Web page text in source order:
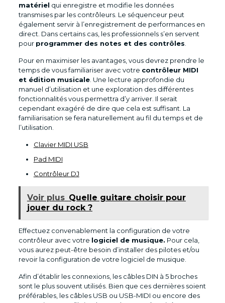
matériel qui enregistre et modifie les données
transmises par les contrôleurs. Le séquenceur peut
également servir à l’enregistrement de performances en
direct. Dans certains cas, les professionnels s’en servent
pour programmer des notes et des contrôles
Pour en maximiser les avantages, vous devrez prendre le
temps de vous familiariser avec votre contrôleur MIDI
et édition musicale. Une lecture approfondie du
manuel d’utilisation et une exploration des différentes
fonctionnalités vous permettra d’y arriver. Il serait
cependant exagéré de dire que cela est suffisant. La
familiarisation se fera naturellement au fil du temps et de
l’utilisation.
Clavier MIDI USB
Pad MIDI
Contrôleur DJ
Voir plus Quelle guitare choisir pour
jouer du rock ?
Effectuez convenablement la configuration de votre
contrôleur avec votre logiciel de musique. Pour cela,
vous aurez peut-être besoin d’installer des pilotes et/ou
revoir la configuration de votre logiciel de musique.
Afin d’établir les connexions, les câbles DIN à 5 broches
sont le plus souvent utilisés. Bien que ces dernières soient
préférables, les câbles USB ou USB-MIDI ou encore des